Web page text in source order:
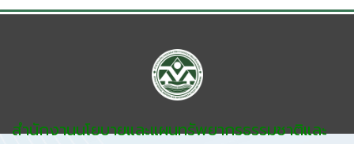
สำนักงานนโยบายและแผนทรัพยากรธรรมชาติและ